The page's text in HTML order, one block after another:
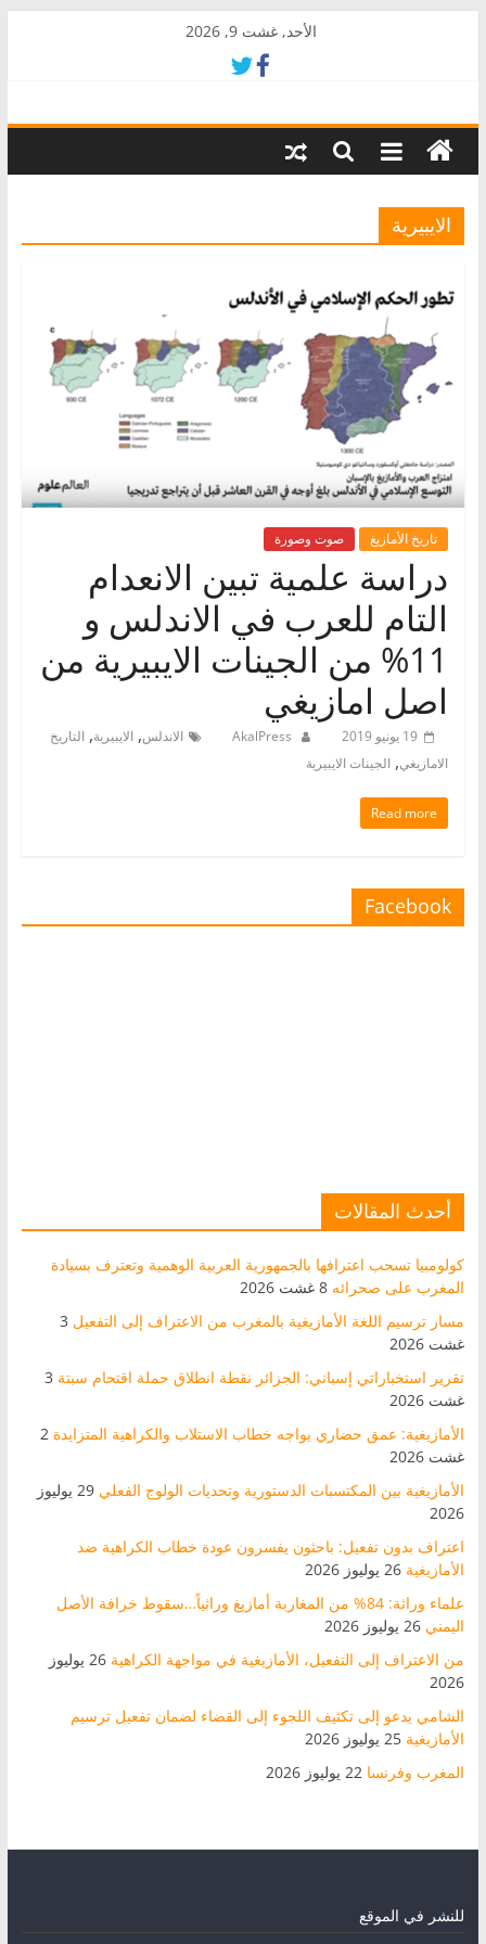
الأحد, غشت 9, 2026
AkalPress
منبر
المغرب
الايبيرية
تاريخ الأمازيغ صوت وصورة
دراسة علمية تبين الانعدام
التام للعرب في الاندلس و
11% من الجينات الايبيرية من
اصل امازيغي
19 يونيو 2019 AkalPress الاندلس, الايبيرية, التاريخ
الامازيغي, الجينات الايبيرية
Read more
Facebook
أحدث المقالات
كولومبيا تسحب اعترافها بالجمهورية العربية الوهمية وتعترف بسيادة
المغرب على صحرائه 8 غشت 2026
مسار ترسيم اللغة الأمازيغية بالمغرب من الاعتراف إلى التفعيل 3
غشت 2026
تقرير استخباراتي إسباني: الجزائر نقطة انطلاق حملة اقتحام سبتة 3
غشت 2026
الأمازيغية: عمق حضاري يواجه خطاب الاستلاب والكراهية المتزايدة 2
غشت 2026
الأمازيغية بين المكتسبات الدستورية وتحديات الولوج الفعلي
29 يوليوز
2026
اعتراف بدون تفعيل: باحثون يفسرون عودة خطاب الكراهية ضد
الأمازيغية 26 يوليوز 2026
علماء وراثة: 84% من المغاربة أمازيغ وراثياً…سقوط خرافة الأصل
اليمني 26 يوليوز 2026
من الاعتراف إلى التفعيل، الأمازيغية في مواجهة الكراهية
26 يوليوز
2026
الشامي يدعو إلى تكثيف اللجوء إلى القضاء لضمان تفعيل ترسيم
الأمازيغية 25 يوليوز 2026
المغرب وفرنسا 22 يوليوز 2026
للنشر في الموقع